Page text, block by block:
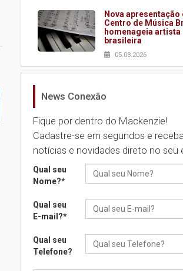
Nova apresentação
Centro de Música
homenageia artista
brasileira
05.08.2026
Universidade
Seminário discute
das novas
sistemas solares
04.08.2026
Mackenzie
calouros do
News Conexão
Fique por dentro do Mackenzie!
Cadastre-se em segundos e
notícias e novidades direto no seu
Qual seu
Nome?*
Qual seu
E-mail?*
Qual seu
Telefone?